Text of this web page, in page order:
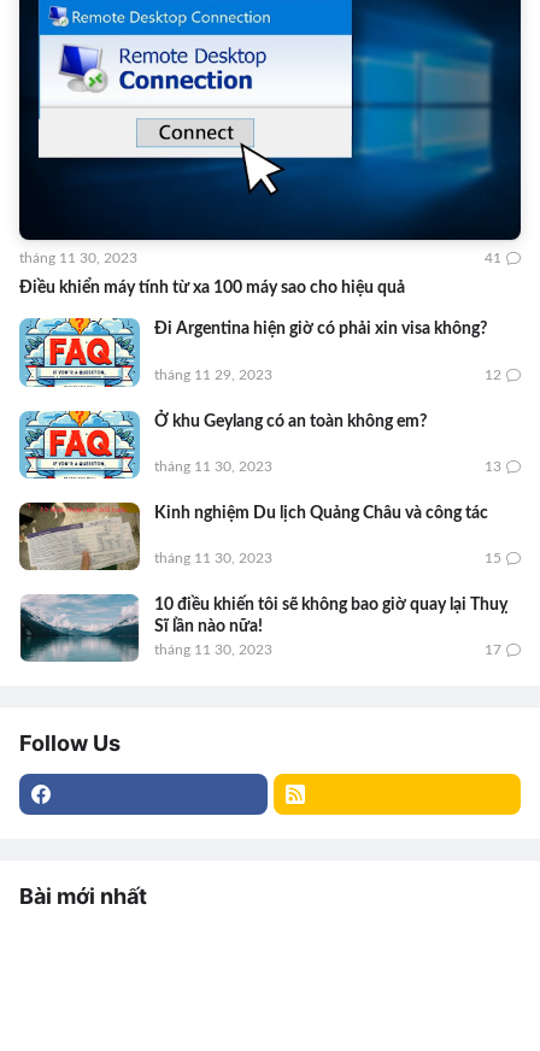
Điều khiển máy tính từ xa 100 máy sao cho hiệu quả
tháng 11 30, 2023 41
Đi Argentina hiện giờ có phải xin visa không?
tháng 11 29, 2023 12
Ở khu Geylang có an toàn không em?
tháng 11 30, 2023 13
Kinh nghiệm Du lịch Quảng Châu và công tác
tháng 11 30, 2023 15
10 điều khiến tôi sẽ không bao giờ quay lại Thuỵ
Sĩ lần nào nữa!
tháng 11 30, 2023 17
Follow Us
Bài mới nhất